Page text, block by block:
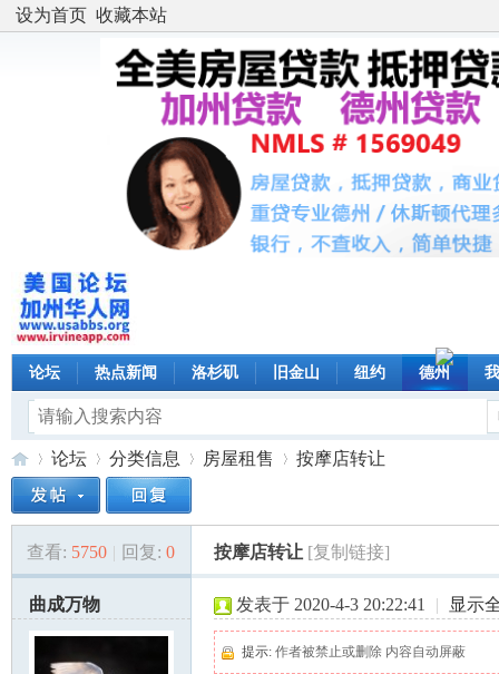
设为首页 收藏本站
论坛 热点新闻 洛杉矶 旧金山 纽约 德州
美»
论坛
›
分类信息 房屋租售
›
按摩店转让
查看: 5750 | 回复: 0 按摩店转让 [复制链接]
曲成万物 发表于 2020-4-3 20:22:41 | 显示
提示: 作者被禁止或删除 内容自动屏蔽